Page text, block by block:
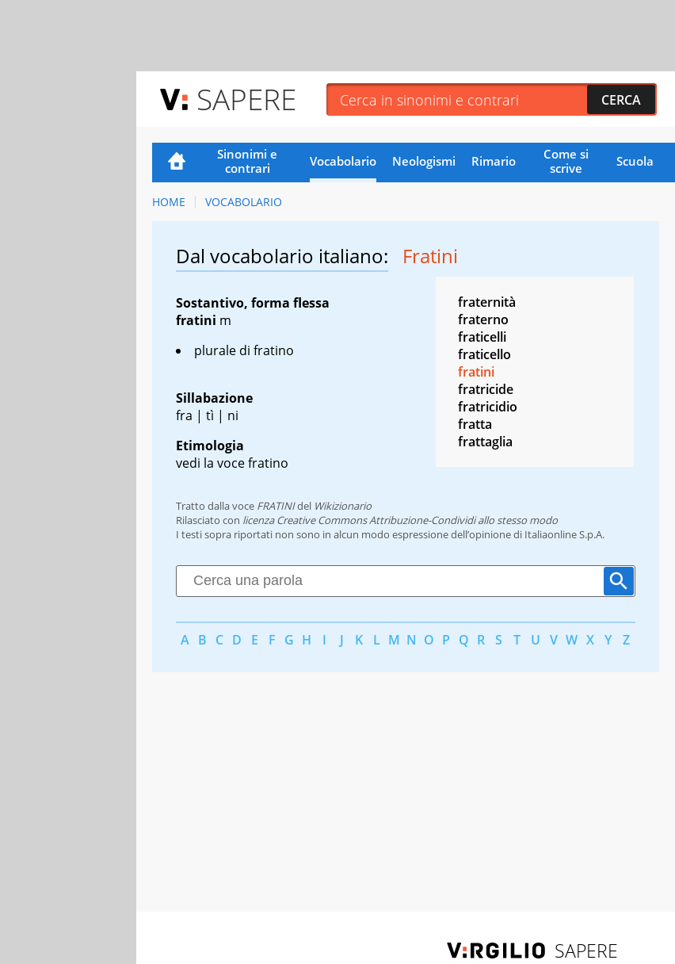
SAPERE
Sinonimi e
contrari
Vocabolario Neologismi Rimario
Come si
scrive
Scuola
HOME VOCABOLARIO
Dal vocabolario italiano: Fratini
Sostantivo, forma flessa
fratini m
plurale di fratino
Sillabazione
fra | tì | ni
Etimologia
vedi la voce fratino
fraternità
fraterno
fraticelli
fraticello
fratini
fratricide
fratricidio
fratta
frattaglia
Tratto dalla voce FRATINIdel Wikizionario
Rilasciato con licenza Creative Commons Attribuzione-Condividi allo stesso modo
I testi sopra riportati non sono in alcun modo espressione dell’opinione di Italiaonline S.p.A.
A B C D E F G H I J K L M N O P Q R S T U V W X Y Z
SAPERE